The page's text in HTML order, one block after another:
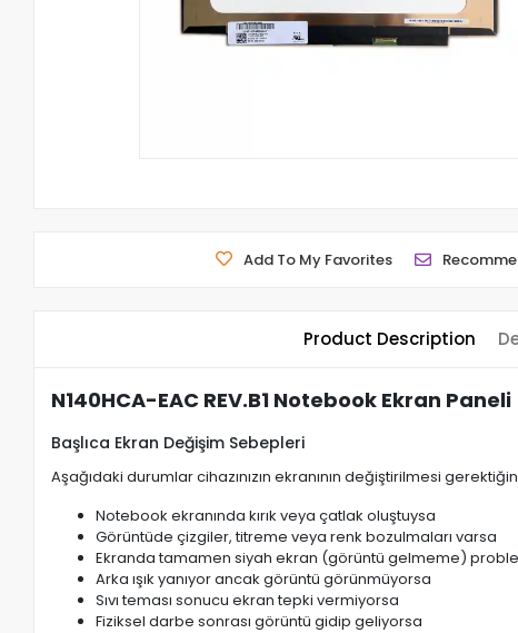
Add To My Favorites
Product Description
N140HCA-EAC REV.B1 Notebook Ekran
Başlıca Ekran Değişim Sebepleri
Aşağıdaki durumlar cihazınızın ekranının değiştirilmesi
Notebook ekranında kırık veya çatlak oluştuysa
Görüntüde çizgiler, titreme veya renk bozulmaları varsa
Ekranda tamamen siyah ekran (görüntü gelmeme)
Arka ışık yanıyor ancak görüntü görünmüyorsa
Sıvı teması sonucu ekran tepki vermiyorsa
Fiziksel darbe sonrası görüntü gidip geliyorsa